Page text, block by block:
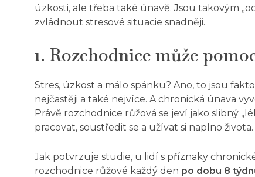
úzkosti, ale třeba také únavě. Jsou takovým
zvládnout stresové situacie snadněji.
1. Rozchodnice může
Stres, úzkost a málo spánku? Ano, to jsou
nejčastěji a také nejvíce. A chronická únava
Právě rozchodnice růžová se jeví jako slibný
pracovat, soustředit se a užívat si naplno života.
Jak potvrzuje studie, u lidí s příznaky
rozchodnice růžové každý den po dobu 8 tý